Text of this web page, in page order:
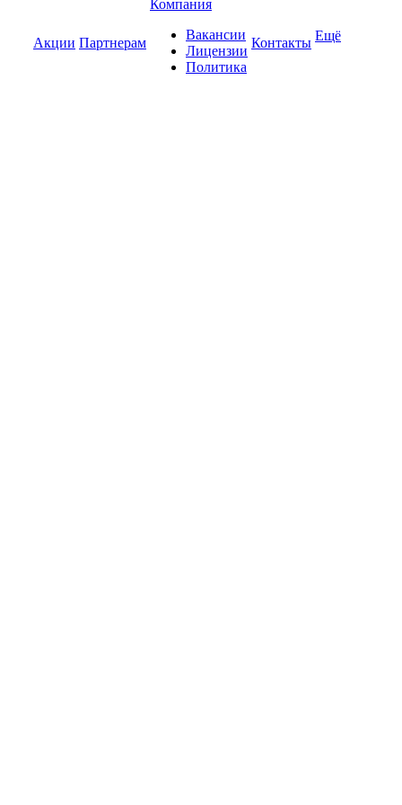
Акции Партнерам
Компания
Вакансии
Лицензии
Политика
Контакты Ещё